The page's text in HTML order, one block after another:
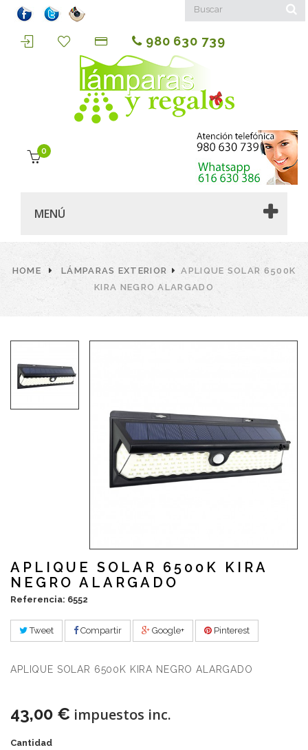
980 630 739
0
MENÚ
HOME LÁMPARAS EXTERIOR
APLIQUE SOLAR 6500K
KIRA NEGRO ALARGADO
APLIQUE SOLAR 6500K KIRA
NEGRO ALARGADO
Referencia: 6552
Tweet Compartir Google+ Pinterest
APLIQUE SOLAR 6500K KIRA NEGRO ALARGADO
43,00 € impuestos inc.
Cantidad